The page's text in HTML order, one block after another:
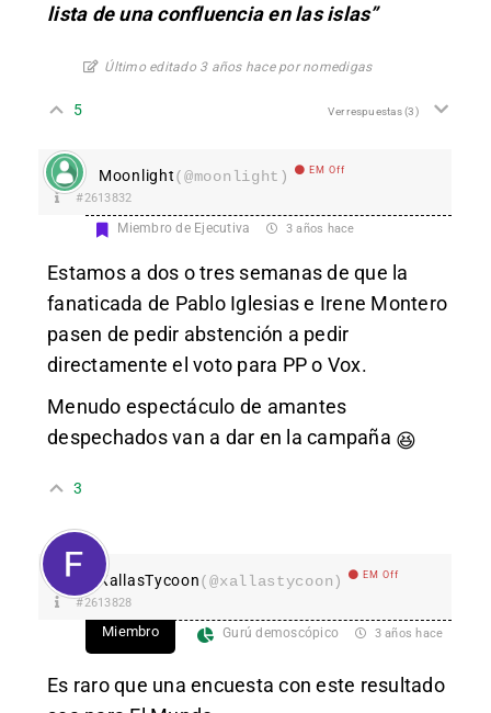
lista de una confluencia en las islas”
Último editado 3 años hace por nomedigas
5 Ver respuestas(3)
Moonlight(@moonlight) EM Off
#2613832
Miembro de Ejecutiva 3 años hace
Estamos a dos o tres semanas de que la
fanaticada de Pablo Iglesias e Irene Montero
pasen de pedir abstención a pedir
directamente el voto para PP o Vox.
Menudo espectáculo de amantes
despechados van a dar en la campaña 😆
3
XallasTycoon(@xallastycoon) EM Off
#2613828
Miembro Gurú demoscópico 3 años hace
Es raro que una encuesta con este resultado